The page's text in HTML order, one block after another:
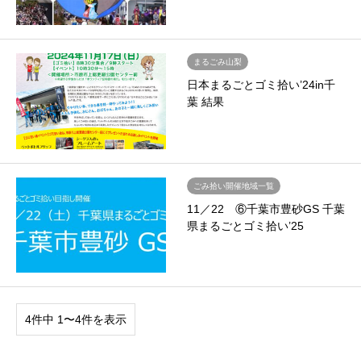
まるごみ山梨
日本まるごとゴミ拾い’24in千
葉 結果
ごみ拾い開催地域一覧
11／22 ⑥千葉市豊砂GS 千葉
県まるごとゴミ拾い’25
4件中 1〜4件を表示